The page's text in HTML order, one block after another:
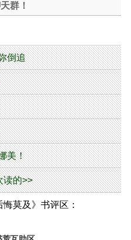
群！
倒追
美！
读的>>
莫及》书评区：